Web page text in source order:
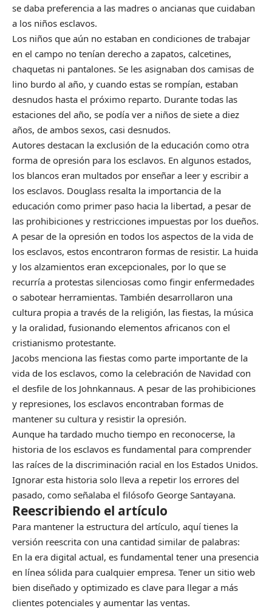
se daba preferencia a las madres o ancianas que cuidaban
a los niños esclavos.
Los niños que aún no estaban en condiciones de trabajar
en el campo no tenían derecho a zapatos, calcetines,
chaquetas ni pantalones. Se les asignaban dos camisas de
lino burdo al año, y cuando estas se rompían, estaban
desnudos hasta el próximo reparto. Durante todas las
estaciones del año, se podía ver a niños de siete a diez
años, de ambos sexos, casi desnudos.
Autores destacan la exclusión de la educación como otra
forma de opresión para los esclavos. En algunos estados,
los blancos eran multados por enseñar a leer y escribir a
los esclavos. Douglass resalta la importancia de la
educación como primer paso hacia la libertad, a pesar de
las prohibiciones y restricciones impuestas por los dueños.
A pesar de la opresión en todos los aspectos de la vida de
los esclavos, estos encontraron formas de resistir. La huida
y los alzamientos eran excepcionales, por lo que se
recurría a protestas silenciosas como fingir enfermedades
o sabotear herramientas. También desarrollaron una
cultura propia a través de la religión, las fiestas, la música
y la oralidad, fusionando elementos africanos con el
cristianismo protestante.
Jacobs menciona las fiestas como parte importante de la
vida de los esclavos, como la celebración de Navidad con
el desfile de los Johnkannaus. A pesar de las prohibiciones
y represiones, los esclavos encontraban formas de
mantener su cultura y resistir la opresión.
Aunque ha tardado mucho tiempo en reconocerse, la
historia de los esclavos es fundamental para comprender
las raíces de la discriminación racial en los Estados Unidos.
Ignorar esta historia solo lleva a repetir los errores del
pasado, como señalaba el filósofo George Santayana.
Reescribiendo el artículo
Para mantener la estructura del artículo, aquí tienes la
versión reescrita con una cantidad similar de palabras:
En la era digital actual, es fundamental tener una presencia
en línea sólida para cualquier empresa. Tener un sitio web
bien diseñado y optimizado es clave para llegar a más
clientes potenciales y aumentar las ventas.